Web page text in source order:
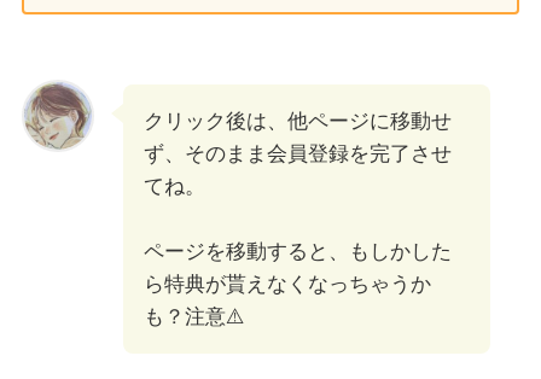
クリック後は、他ページに移動せ
ず、そのまま会員登録を完了させ
てね。
ページを移動すると、もしかした
ら特典が貰えなくなっちゃうか
も？注意⚠️